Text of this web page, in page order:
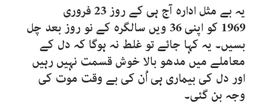
یہ بے مثل ادارہ آج ہی کے روز 23 فروری
1969 کو اپنی 36 ویں سالگرہ کے نو روز بعد چل
بسیں۔ یہ کہا جائے تو غلط نہ ہوگا کہ دل کے
معاملے میں مدھو بالا خوش قسمت نہیں رہیں
اور دل کی بیماری ہی اُن کی بے وقت موت کی
وجہ بن گئی۔